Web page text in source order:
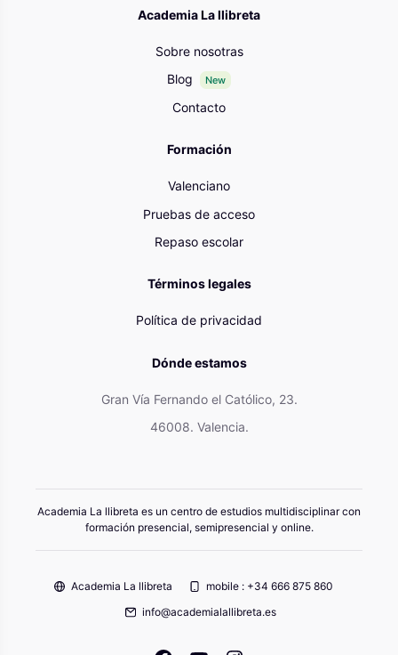
Academia La llibreta
Sobre nosotras
Blog
New
Contacto
Formación
Valenciano
Pruebas de acceso
Repaso escolar
Términos legales
Política de privacidad
Dónde estamos
Gran Vía Fernando el Católico, 23.
46008. Valencia.
Academia La llibreta es un centro de estudios multidisciplinar con
formación presencial, semipresencial y online.
Academia La llibreta
mobile : +34 666 875 860
info@academialallibreta.es